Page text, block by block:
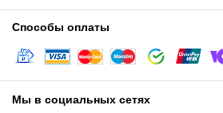
Способы оплаты
Мы в социальных сетях